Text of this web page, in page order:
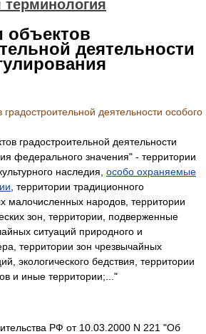
объектов
деятельности
деятельности особого
градостроительной деятельности
федерального значения" - территории
наследия, особо охраняемые
, территории традиционного
малочисленных народов, территории
зон, территории, подверженные
ситуаций природного и
территории зон чрезвычайных
экологического бедствия, территории
и иные территории;..."
РФ от 10.03.2000 N 221 "Об